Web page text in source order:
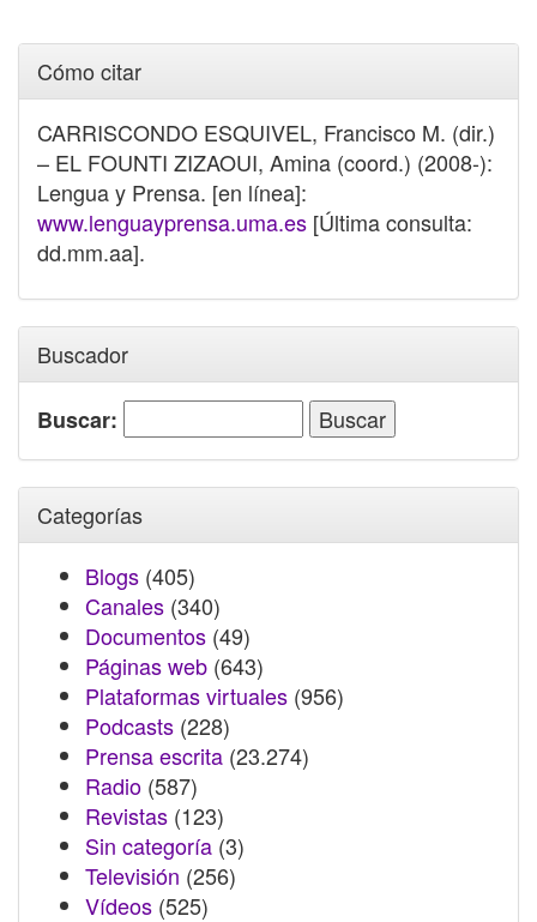
Cómo citar
CARRISCONDO ESQUIVEL, Francisco M. (dir.)
– EL FOUNTI ZIZAOUI, Amina (coord.) (2008-):
Lengua y Prensa. [en línea]:
www.lenguayprensa.uma.es [Última consulta:
dd.mm.aa].
Buscador
Buscar:
Categorías
Blogs (405)
Canales (340)
Documentos (49)
Páginas web (643)
Plataformas virtuales (956)
Podcasts (228)
Prensa escrita (23.274)
Radio (587)
Revistas (123)
Sin categoría (3)
Televisión (256)
Vídeos (525)